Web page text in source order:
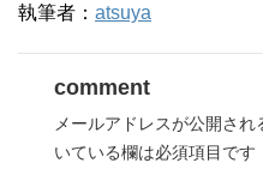
執筆者： atsuya
comment
メールアドレスが公開され
いている欄は必須項目です